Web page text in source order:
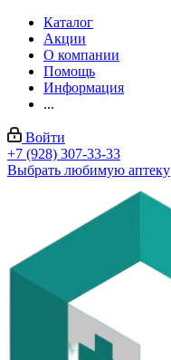
Каталог
Акции
О компании
Помощь
Информация
...
Войти
+7 (928) 307-33-33
Выбрать любимую аптеку